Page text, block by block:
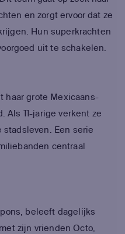
en zorgt ervoor dat ze
Hun superkrachten
uit te schakelen.
haar grote Mexicaans-
Als 11-jarige verkent ze
stadsleven. Een serie
centraal
beleeft dagelijks
zijn vrienden Octo,